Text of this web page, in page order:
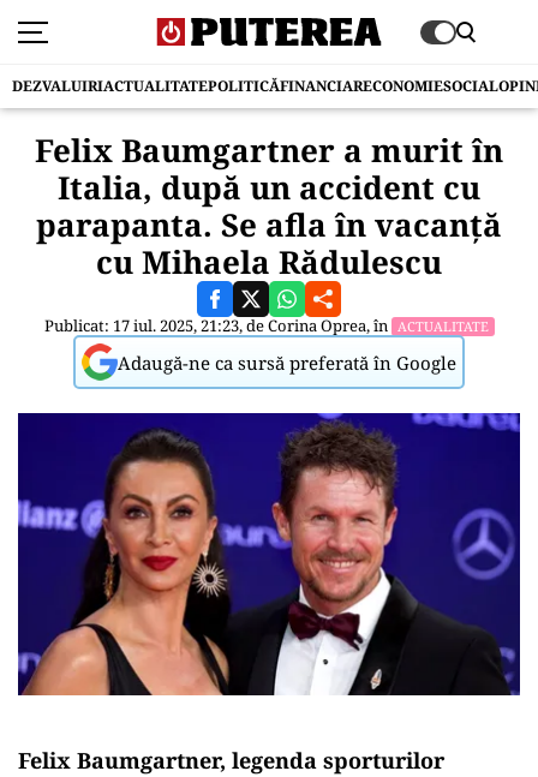
DEZVALUIRIACTUALITATEPOLITICĂFINANCIARECONOMIESOCIAL
Felix Baumgartner a murit în
Italia, după un accident cu
parapanta. Se afla în vacanță
cu Mihaela Rădulescu
Publicat: 17 iul. 2025, 21:23, deCorina Oprea, în ACTUALITATE
Adaugă-ne ca sursă preferată în Google
Felix Baumgartner, legenda sporturilor